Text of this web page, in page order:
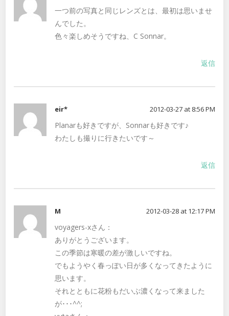
一つ前の写真と同じレンズとは、最初は思いませ
んでした。
色々楽しめそうですね、C Sonnar。
返信
eir* 2012-03-27 at 8:56 PM
Planarも好きですが、Sonnarも好きです♪
わたしも撮りに行きたいです～
返信
M 2012-03-28 at 12:17 PM
voyagers-xさん：
ありがとうございます。
この季節は寒暖の差が激しいですね。
でもようやく春っぽい日が多くなってきたように
思います。
それとともに花粉もだいぶ濃くなって来ました
が･･･^^;